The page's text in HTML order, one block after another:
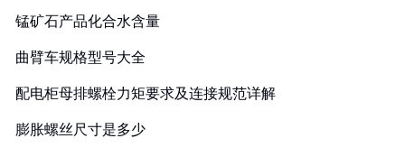
锰矿石产品化合水含量
曲臂车规格型号大全
配电柜母排螺栓力矩要求及连接规范详解
膨胀螺丝尺寸是多少